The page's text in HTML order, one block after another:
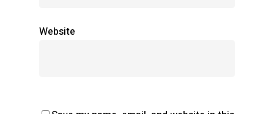
Website